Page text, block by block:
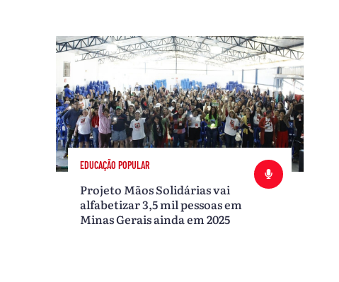
EDUCAÇÃO POPULAR
Projeto Mãos Solidárias vai
alfabetizar 3,5 mil pessoas em
Minas Gerais ainda em 2025